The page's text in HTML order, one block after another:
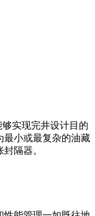
够实现完井设计目的
最小或最复杂的油藏
隔器。